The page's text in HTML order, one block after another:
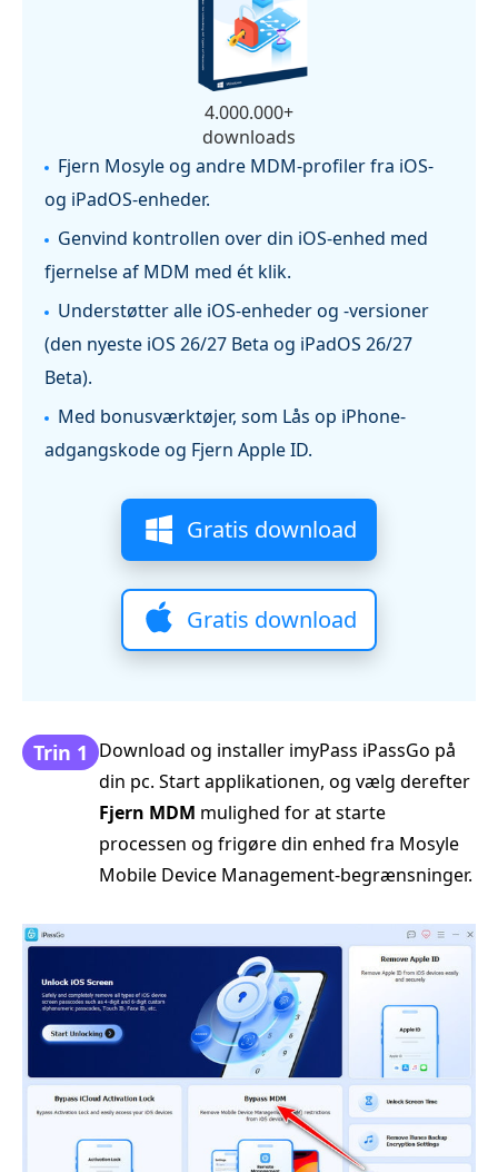
4.000.000+
downloads
Fjern Mosyle og andre MDM‑profiler fra iOS‑
og iPadOS‑enheder.
Genvind kontrollen over din iOS‑enhed med
fjernelse af MDM med ét klik.
Understøtter alle iOS-enheder og -versioner
(den nyeste iOS 26/27 Beta og iPadOS 26/27
Beta).
Med bonusværktøjer, som Lås op iPhone-
adgangskode og Fjern Apple ID.
Gratis download
Gratis download
Trin 1 Download og installer imyPass iPassGo på
din pc. Start applikationen, og vælg derefter
Fjern MDM mulighed for at starte
processen og frigøre din enhed fra Mosyle
Mobile Device Management-begrænsninger.